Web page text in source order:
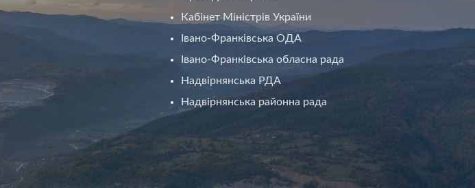
Кабінет Міністрів України
Івано-Франківська ОДА
Івано-Франківська обласна рада
Надвірнянська РДА
Надвірнянська районна рада